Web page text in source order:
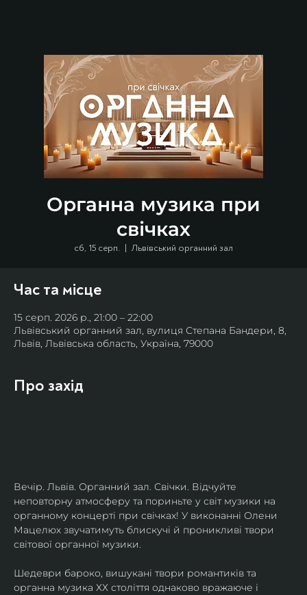
Органна музика при
свічках
сб, 15 серп.
  |
Львівський органний зал
Час та місце
15 серп. 2026 р., 21:00 – 22:00
Львівський органний зал, вулиця Степана Бандери, 8,
Львів, Львівська область, Україна, 79000
Про захід
Вечір. Львів. Органний зал. Свічки. Відчуйте
неповторну атмосферу та пориньте у світ музики на
органному концерті при свічках! У виконанні Олени
Мацелюх звучатимуть блискучі й проникливі твори
світової органної музики.
Шедеври бароко, вишукані твори романтиків та
органна музика ХХ століття однаково вражаюче і